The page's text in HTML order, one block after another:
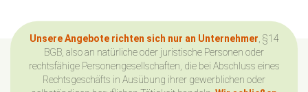
Unsere Angebote richten sich nur an Unternehmer , §14
BGB, also an natürliche oder juristische Personen oder
rechtsfähige Personengesellschaften, die bei Abschluss eines
Rechtsgeschäfts in Ausübung ihrer gewerblichen oder